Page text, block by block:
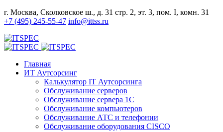
г. Москва, Сколковское ш., д. 31 стр. 2, эт. 3, пом. I, комн. 31
+7 (495) 245-55-47 info@ittss.ru
Главная
ИТ Аутсорсинг
Калькулятор IT Аутсорсинга
Обслуживание серверов
Обслуживание сервера 1С
Обслуживание компьютеров
Обслуживание АТС и телефонии
Обслуживание оборудования CISCO